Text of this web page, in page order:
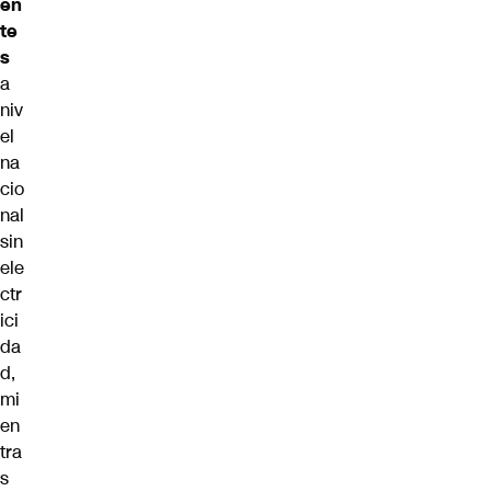
te
s
a
niv
el
na
cio
nal
sin
ele
ctr
ici
da
d,
mi
en
tra
s